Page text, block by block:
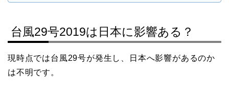
台風29号2019は日本に影響ある？
現時点では台風29号が発生し、日本へ影響があるのか
は不明です。